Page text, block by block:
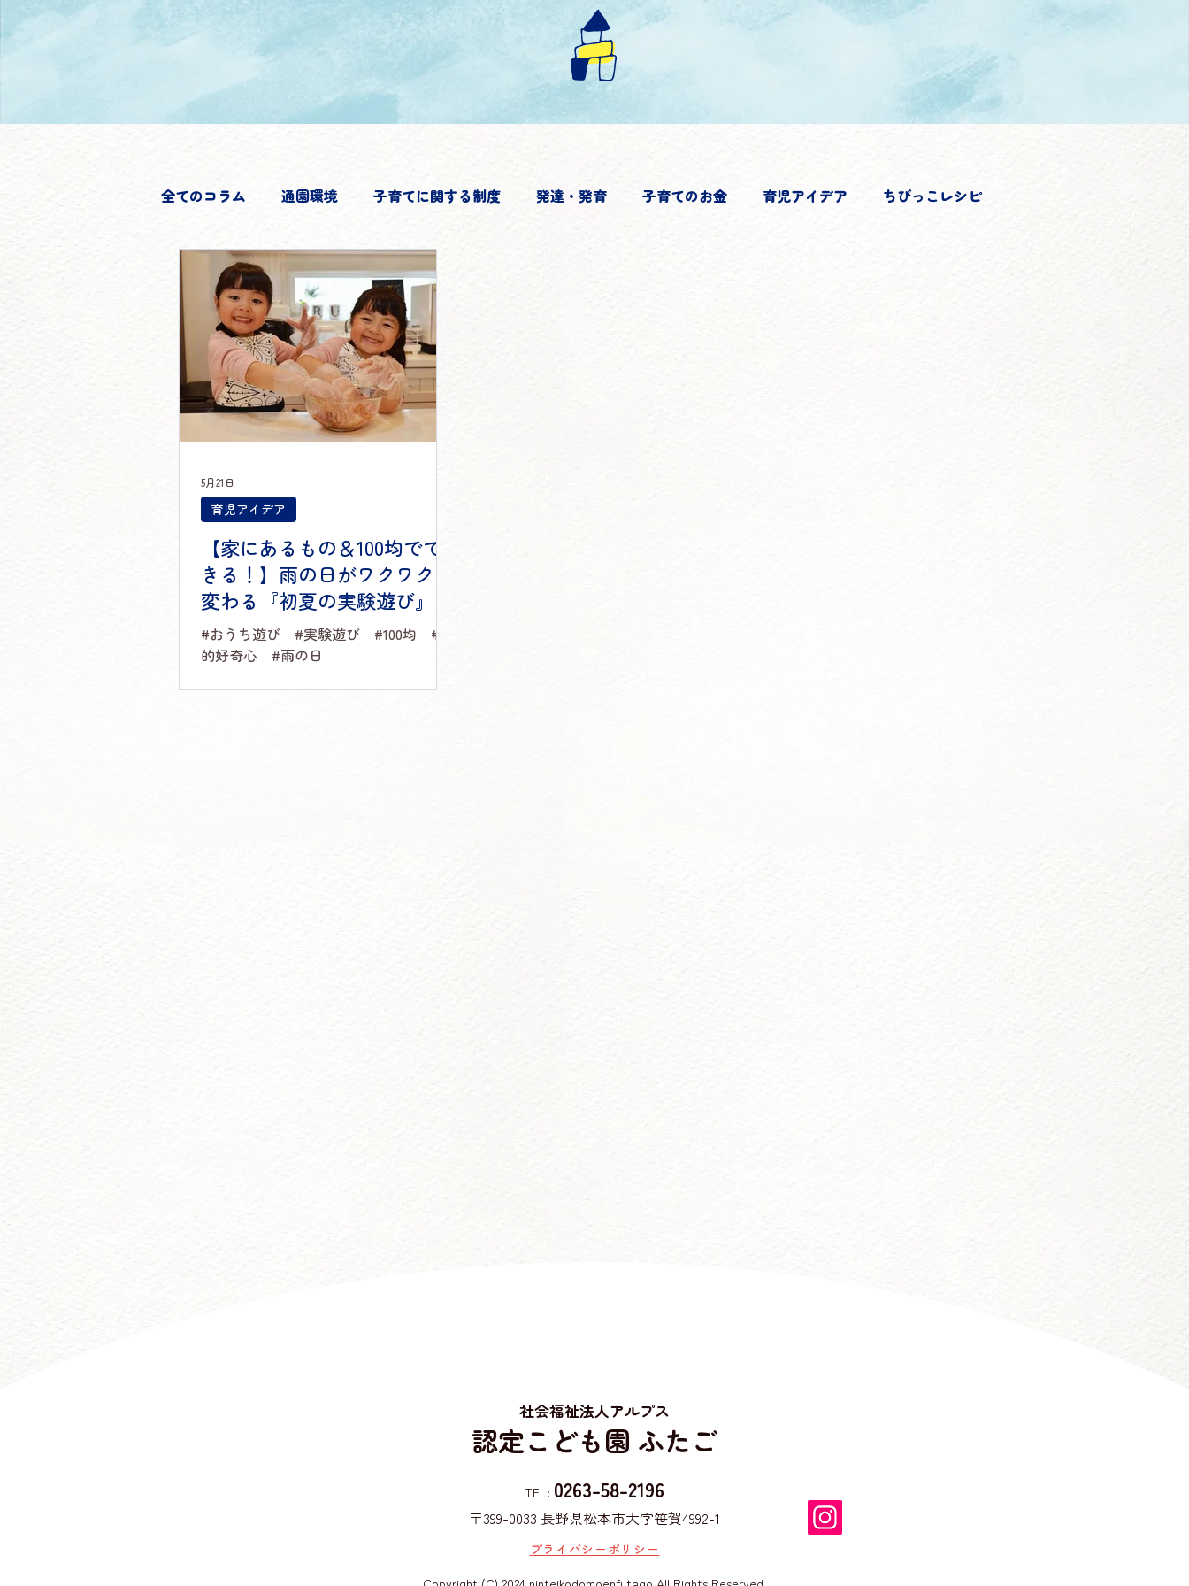
全てのコラム 通園環境 子育てに関する制度 発達・発育 子育てのお金 育児アイデア ちびっこレシピ
キッズクラフト 季節のお楽しみ
【家にあるもの＆100均でで
きる！】雨の日がワクワクに
変わる『初夏の実験遊び』
#おうち遊び #実験遊び #100均 #知
的好奇心 #雨の日
育児アイデア
5月21日
社会福祉法人アルプス
認定こども園 ふたご
TEL: 0263-58-2196
〒399-0033 長野県松本市大字笹賀4992-1
プライバシーポリシー